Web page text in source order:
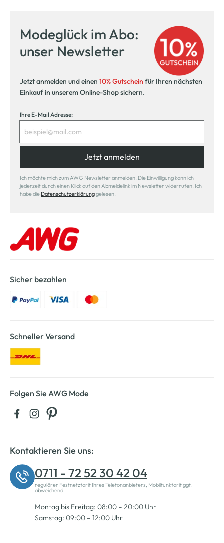
Modeglück im Abo:
unser Newsletter
Jetzt anmelden und einen 10% Gutschein für Ihren nächsten
Einkauf in unserem Online-Shop sichern.
Ihre E-Mail Adresse:
Jetzt anmelden
Ich möchte mich zum AWG Newsletter anmelden. Die Einwilligung kann ich
jederzeit durch einen Klick auf den Abmeldelink im Newsletter widerrufen. Ich
habe die Datenschutzerklärunggelesen.
Sicher bezahlen
Schneller Versand
Folgen Sie AWG Mode
Kontaktieren Sie uns:
0711 - 72 52 30 42 04
regulärer Festnetztarif Ihres Telefonanbieters, Mobilfunktarif ggf.
abweichend.
Montag bis Freitag: 08:00 – 20:00 Uhr
Samstag: 09:00 – 12:00 Uhr